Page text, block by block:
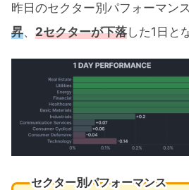
昨日のセクター別パフォーマン
昇、 2セクターが下落した1日と
セクター別パフォーマンス